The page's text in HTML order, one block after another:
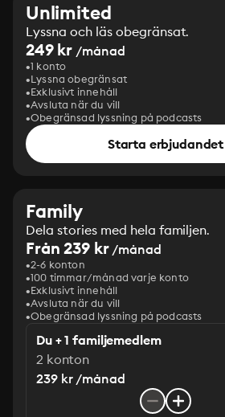
Unlimited
Lyssna och läs obegränsat.
249 kr /månad
1 konto
Lyssna obegränsat
Exklusivt innehåll
Avsluta när du vill
Obegränsad lyssning på podcasts
Starta erbjudandet
Family
Dela stories med hela familjen.
Från 239 kr/månad
2-6 konton
100 timmar/månad varje konto
Exklusivt innehåll
Avsluta när du vill
Obegränsad lyssning på podcasts
Du + 1 familjemedlem
2 konton
239 kr /månad